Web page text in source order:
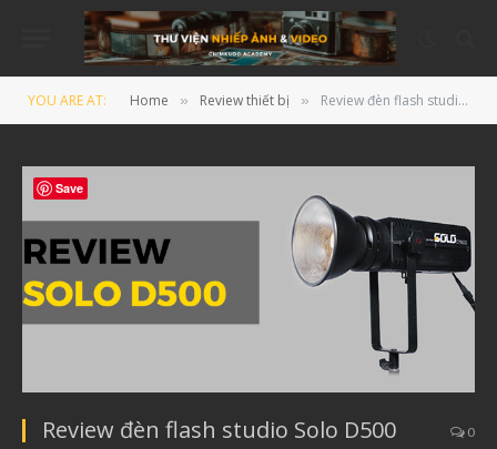
YOU ARE AT: Home » Review thiết bị » Review đèn flash studio Solo D500
Review đèn flash studio Solo D500 0
Save